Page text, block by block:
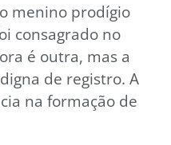
menino prodígio
consagrado no
é outra, mas a
de registro. A
na formação de